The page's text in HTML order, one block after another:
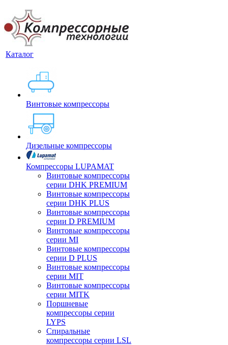
Каталог
Винтовые компрессоры
Дизельные компрессоры
Компрессоры LUPAMAT
Винтовые компрессоры
серии DHK PREMIUM
Винтовые компрессоры
серии DHK PLUS
Винтовые компрессоры
серии D PREMIUM
Винтовые компрессоры
серии MI
Винтовые компрессоры
серии D PLUS
Винтовые компрессоры
серии MIT
Винтовые компрессоры
серии MITK
Поршневые
компрессоры серии
LYPS
Спиральные
компрессоры серии LSL